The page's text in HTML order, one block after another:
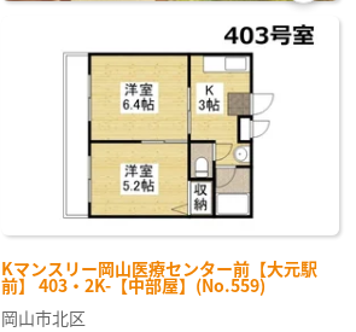
Kマンスリー岡山医療センター前【大元駅
前】 403・2K-【中部屋】(No.559)
お気
に入
り登
岡山市北区